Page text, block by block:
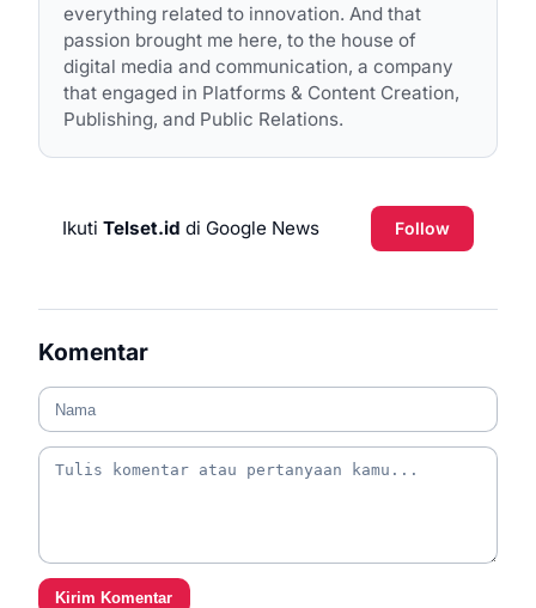
everything related to innovation. And that
passion brought me here, to the house of
digital media and communication, a company
that engaged in Platforms & Content Creation,
Publishing, and Public Relations.
Ikuti Telset.id di Google News Follow
Komentar
Kirim Komentar